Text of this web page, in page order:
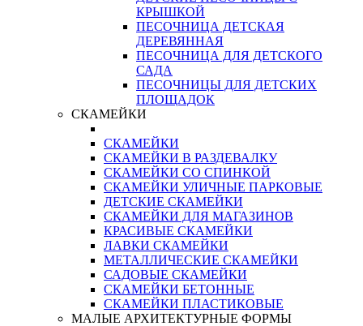
КРЫШКОЙ
ПЕСОЧНИЦА ДЕТСКАЯ
ДЕРЕВЯННАЯ
ПЕСОЧНИЦА ДЛЯ ДЕТСКОГО
САДА
ПЕСОЧНИЦЫ ДЛЯ ДЕТСКИХ
ПЛОЩАДОК
СКАМЕЙКИ
СКАМЕЙКИ
СКАМЕЙКИ В РАЗДЕВАЛКУ
СКАМЕЙКИ СО СПИНКОЙ
СКАМЕЙКИ УЛИЧНЫЕ ПАРКОВЫЕ
ДЕТСКИЕ СКАМЕЙКИ
СКАМЕЙКИ ДЛЯ МАГАЗИНОВ
КРАСИВЫЕ СКАМЕЙКИ
ЛАВКИ СКАМЕЙКИ
МЕТАЛЛИЧЕСКИЕ СКАМЕЙКИ
САДОВЫЕ СКАМЕЙКИ
СКАМЕЙКИ БЕТОННЫЕ
СКАМЕЙКИ ПЛАСТИКОВЫЕ
МАЛЫЕ АРХИТЕКТУРНЫЕ ФОРМЫ